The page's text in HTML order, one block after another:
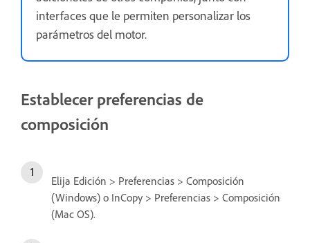
interfaces que le permiten personalizar los
parámetros del motor.
Establecer preferencias de
composición
Elija Edición > Preferencias > Composición
(Windows) o InCopy > Preferencias > Composición
(Mac OS).